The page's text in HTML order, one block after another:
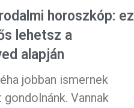
horoszkóp: ez
lehetsz a
alapján
jobban ismernek
Vannak